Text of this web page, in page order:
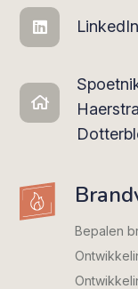
LinkedIn
Bepalen